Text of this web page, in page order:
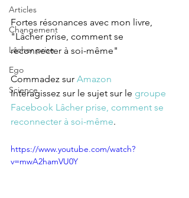
Articles
Changement
Lâcher prise
Ego
Science
Fortes résonances avec mon livre,
"Lâcher prise, comment se
reconnecter à soi-même"
Commadez sur Amazon
Interagissez sur le sujet sur le groupe
Facebook Lâcher prise, comment se
reconnecter à soi-même.
https://www.youtube.com/watch?
v=mwA2hamVU0Y